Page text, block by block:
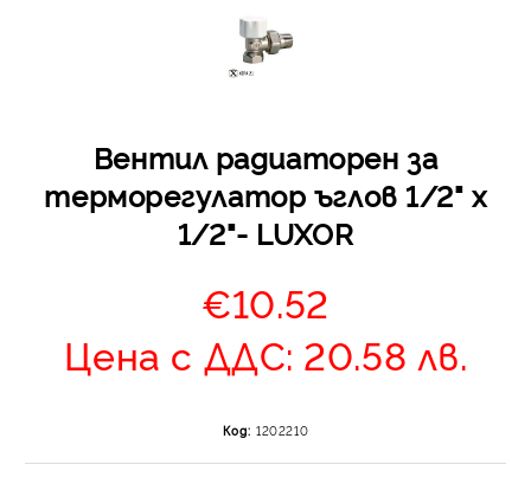
Вентил радиаторен за
терморегулатор ъглов 1/2" х
1/2"- LUXOR
€10.52
Цена с ДДС: 20.58 лв.
Код: 1202210
Отложено до 30 дни
изпращане на
оскъпяване. За
Плащане на 4 вноски.
от стойността на